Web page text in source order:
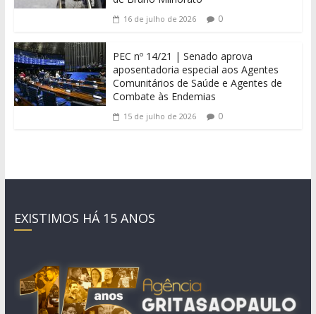
16 de julho de 2026 0
PEC nº 14/21 | Senado aprova
aposentadoria especial aos Agentes
Comunitários de Saúde e Agentes de
Combate às Endemias
15 de julho de 2026 0
EXISTIMOS HÁ 15 ANOS